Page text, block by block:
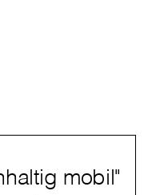
mobil"